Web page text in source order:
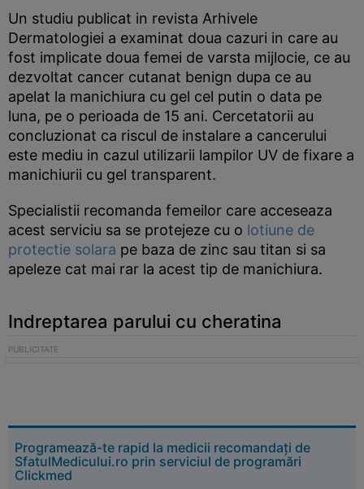
Un studiu publicat in revista Arhivele
Dermatologiei a examinat doua cazuri in care au
fost implicate doua femei de varsta mijlocie, ce au
dezvoltat cancer cutanat benign dupa ce au
apelat la manichiura cu gel cel putin o data pe
luna, pe o perioada de 15 ani. Cercetatorii au
concluzionat ca riscul de instalare a cancerului
este mediu in cazul utilizarii lampilor UV de fixare a
manichiurii cu gel transparent.
Specialistii recomanda femeilor care acceseaza
acest serviciu sa se protejeze cu o lotiune de
protectie solara pe baza de zinc sau titan si sa
apeleze cat mai rar la acest tip de manichiura.
Indreptarea parului cu cheratina
Programează-te rapid la medicii recomandați de
SfatulMedicului.ro prin serviciul de programări
Clickmed